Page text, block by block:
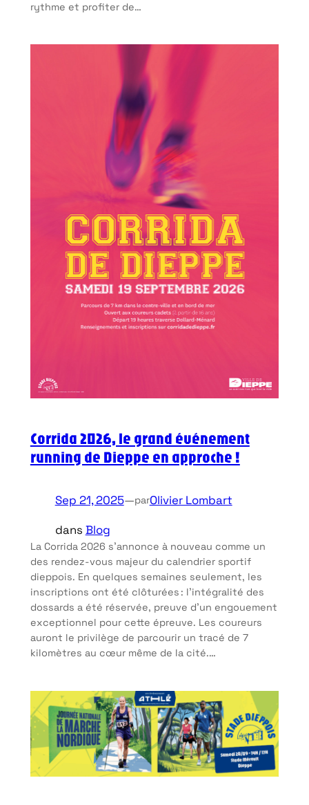
rythme et profiter de…
Corrida 2026, le grand événement
running de Dieppe en approche !
Sep 21, 2025—parOlivier Lombart
dans Blog
La Corrida 2026 s’annonce à nouveau comme un
des rendez-vous majeur du calendrier sportif
dieppois. En quelques semaines seulement, les
inscriptions ont été clôturées : l’intégralité des
dossards a été réservée, preuve d’un engouement
exceptionnel pour cette épreuve. Les coureurs
auront le privilège de parcourir un tracé de 7
kilomètres au cœur même de la cité.…